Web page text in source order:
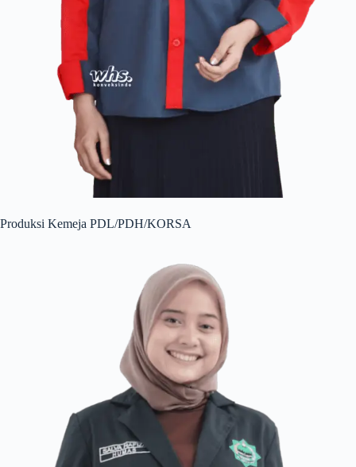
Produksi Kemeja PDL/PDH/KORSA